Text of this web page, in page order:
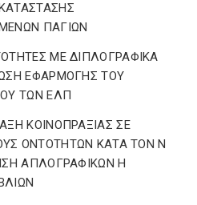
ΠΑΓΙΩΝ
ΜΕ ΔΙΠΛΟΓΡΑΦΙΚΑ
ΕΦΑΡΜΟΓΗΣ ΤΟΥ
ΤΩΝ ΕΛΠ
ΚΟΙΝΟΠΡΑΞΙΑΣ ΣΕ
ΟΝΤΟΤΗΤΩΝ ΚΑΤΑ ΤΟΝ Ν
ΑΠΛΟΓΡΑΦΙΚΩΝ Η